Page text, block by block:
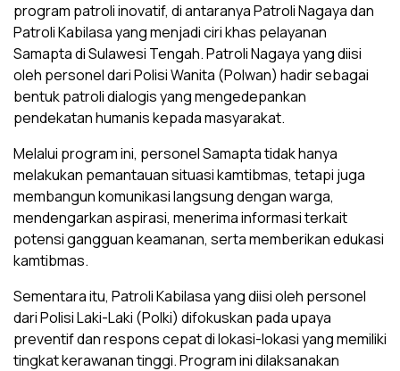
program patroli inovatif, di antaranya Patroli Nagaya dan
Patroli Kabilasa yang menjadi ciri khas pelayanan
Samapta di Sulawesi Tengah. Patroli Nagaya yang diisi
oleh personel dari Polisi Wanita (Polwan) hadir sebagai
bentuk patroli dialogis yang mengedepankan
pendekatan humanis kepada masyarakat.
Melalui program ini, personel Samapta tidak hanya
melakukan pemantauan situasi kamtibmas, tetapi juga
membangun komunikasi langsung dengan warga,
mendengarkan aspirasi, menerima informasi terkait
potensi gangguan keamanan, serta memberikan edukasi
kamtibmas.
Sementara itu, Patroli Kabilasa yang diisi oleh personel
dari Polisi Laki-Laki (Polki) difokuskan pada upaya
preventif dan respons cepat di lokasi-lokasi yang memiliki
tingkat kerawanan tinggi. Program ini dilaksanakan